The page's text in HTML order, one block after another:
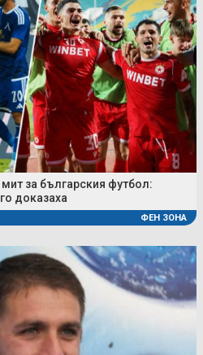
за българския футбол:
доказаха
ФЕН ЗОНА